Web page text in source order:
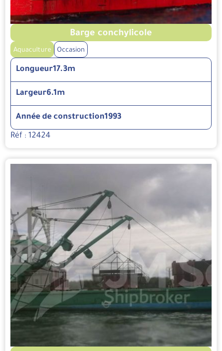
Barge conchylicole
Aquaculture Occasion
Longueur17.3m
Largeur6.1m
Année de construction1993
Réf : 12424